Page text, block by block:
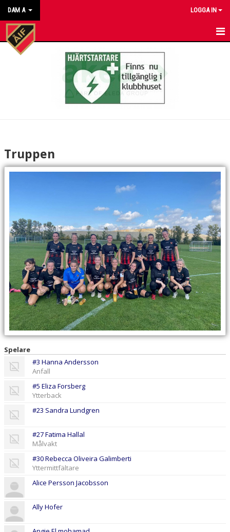
DAM A LOGGA IN
HEM
BILDGALLERI
Truppen
Spelare
#3 Hanna Andersson
Anfall
#5 Eliza Forsberg
Ytterback
#23 Sandra Lundgren
#27 Fatima Hallal
Målvakt
#30 Rebecca Oliveira Galimberti
Yttermittfältare
Alice Persson Jacobsson
Ally Hofer